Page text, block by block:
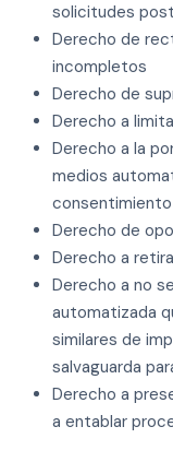
solicitudes
Derecho de
incompletos
Derecho de
Derecho a
Derecho a la
medios
Derecho de
Derecho a
Derecho a no
automatizada
similares de
salvaguarda
Derecho a
a entablar